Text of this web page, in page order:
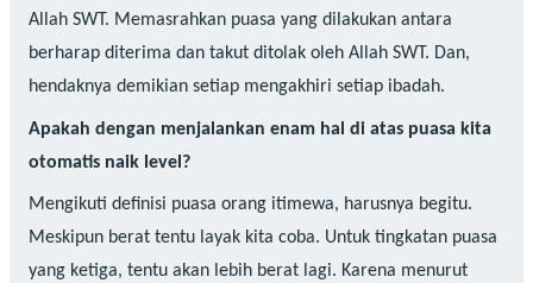
Allah SWT. Memasrahkan puasa yang dilakukan antara
berharap diterima dan takut ditolak oleh Allah SWT. Dan,
hendaknya demikian setiap mengakhiri setiap ibadah.
Apakah dengan menjalankan enam hal di atas puasa kita
otomatis naik level?
Mengikuti definisi puasa orang itimewa, harusnya begitu.
Meskipun berat tentu layak kita coba. Untuk tingkatan puasa
yang ketiga, tentu akan lebih berat lagi. Karena menurut